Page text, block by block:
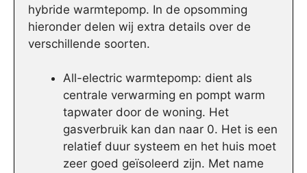
hybride warmtepomp. In de opsomming
hieronder delen wij extra details over de
verschillende soorten.
All-electric warmtepomp: dient als
centrale verwarming en pompt warm
tapwater door de woning. Het
gasverbruik kan dan naar 0. Het is een
relatief duur systeem en het huis moet
zeer goed geïsoleerd zijn. Met name